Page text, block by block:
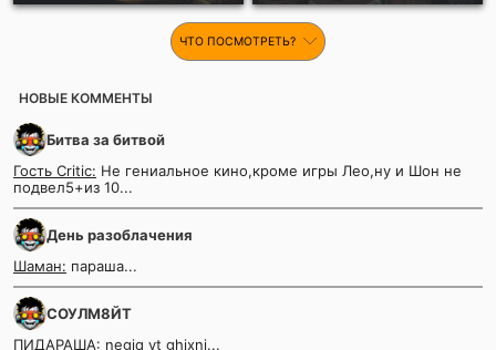
ЧТО ПОСМОТРЕТЬ?
НОВЫЕ КОММЕНТЫ
Битва за битвой
Гость Critic: Не гениальное кино,кроме игры Лео,ну и Шон не
подвел5+из 10...
День разоблачения
Шаман: параша...
СОУЛМ8ЙТ
ПИДАРАША: negjq yt ghjxnj...